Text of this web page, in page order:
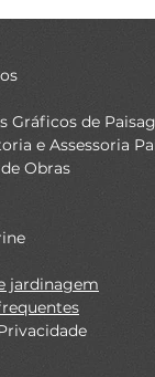
de
e Assessoria
Obras
jardinagem